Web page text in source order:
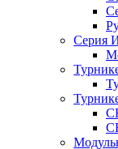
Серия